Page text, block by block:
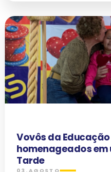
Vovôs da
homenageados em
Tarde